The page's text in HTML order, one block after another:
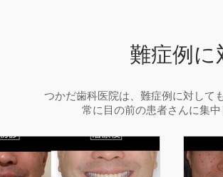
難症例に
つかだ歯科医院は、難症例に対して
常に目の前の患者さんに集